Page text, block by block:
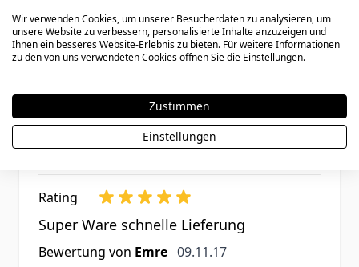
Bewertung von Lee214 21. Mai 2018
21.05.18
Ein sehr schönes und gut verarbeitetes
Armband, welches sehr schnell geliefert
verschenkt wird gibt es 4 Sterne, da mir
persönlich der Verschluss ein bisschen locker
vorkommt aber ansonsten sehr gute
Verarbeitung .
Rating
Super Ware schnelle Lieferung
Bewertung von Emre 9. November 2017
09.11.17
Wir verwenden Cookies, um unserer Besucherdaten zu analysieren, um
unsere Website zu verbessern, personalisierte Inhalte anzuzeigen und
Ihnen ein besseres Website-Erlebnis zu bieten. Für weitere Informationen
zu den von uns verwendeten Cookies öffnen Sie die Einstellungen.
Zustimmen
Einstellungen